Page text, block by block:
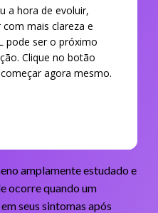
a hora de evoluir,
mais clareza e
pode ser o próximo
Clique no botão
agora mesmo.
amplamente estudado e
ocorre quando um
seus sintomas após